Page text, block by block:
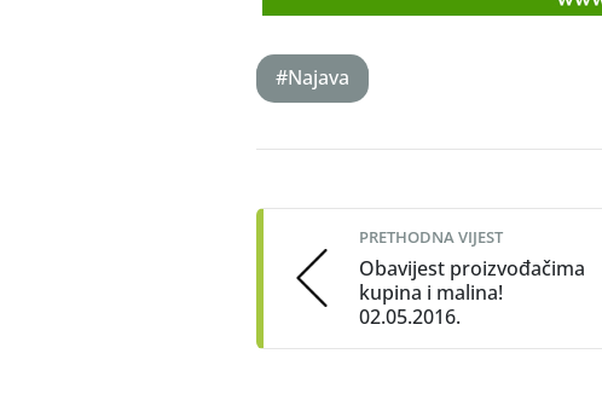
#Najava
navigation
PRETHODNA VIJEST
Obavijest proizvođačima
kupina i malina!
02.05.2016.